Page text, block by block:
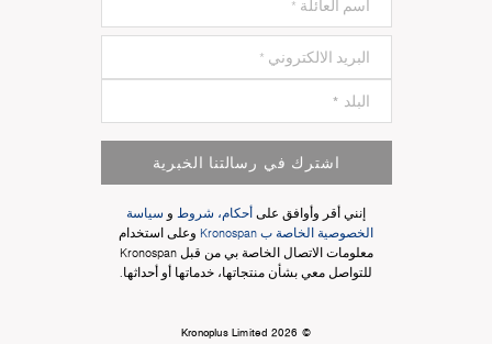
اشترك في رسالتنا الخبرية
إنني أقر وأوافق علىأحكام، شروطو سياسة
الخصوصية الخاصة ب Kronospan
وعلى استخدام
معلومات الاتصال الخاصة بي من قبل Kronospan
للتواصل معي بشأن منتجاتها، خدماتها أو أحداثها.